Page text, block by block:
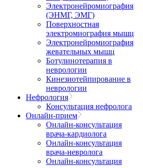
Электронейромиография
(ЭНМГ, ЭМГ)
Поверхностная
электромиография мышц
Электронейромиография
жевательных мышц
Ботулинотерапия в
неврологии
Кинезиотейпирование в
неврологии
Нефрология
Консультация нефролога
Онлайн-прием
Онлайн-консультация
врача-кардиолога
Онлайн-консультация
врача-невролога
Онлайн-консультация